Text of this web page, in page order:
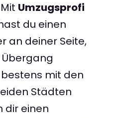
Umzugsprofi
du einen
an deiner Seite,
mit den
Städten
dir einen